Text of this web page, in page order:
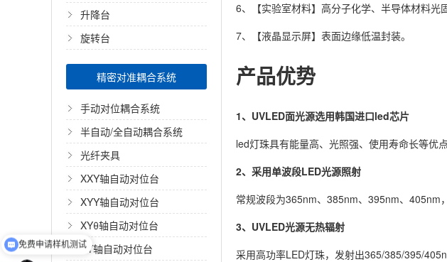
升降台
旋转台
精密对准耦合系统
手动对位耦合系统
半自动/全自动耦合系统
光纤夹具
XXY轴自动对位台
XYY轴自动对位台
XYθ轴自动对位台
XY轴自动对位台
6、【实验室材料】 高分子化学、半导体材料光
7、【液晶显示屏】 表面边缘低温封装。
产品优势
1、UVLED面光源选用韩国进口led芯片
led灯珠具有能量高、光照强、使用寿命长等优点
2、采用单波段LED光源照射
常规波段为365nm、385nm、395nm、405nm
3、UVLED光源无热辐射
采用高功率LED灯珠，发射出365/385/395/
免费申请样机测试
获取产品选型资料